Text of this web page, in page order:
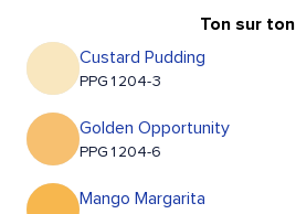
Ton sur ton
Custard Pudding
PPG1204-3
Golden Opportunity
PPG1204-6
Mango Margarita